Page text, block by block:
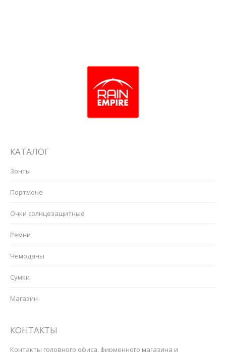
КАТАЛОГ
Зонты
Портмоне
Очки солнцезащитные
Ремни
Чемоданы
Сумки
Магазин
КОНТАКТЫ
Контакты головного офиса, фирменного магазина и